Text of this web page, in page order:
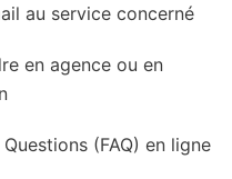
au service concerné
en agence ou en
(FAQ) en ligne